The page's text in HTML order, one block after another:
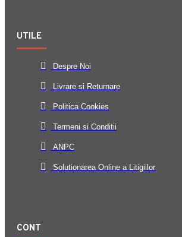
UTILE
Despre Noi
Livrare si Returnare
Politica Cookies
Termeni si Conditii
ANPC
Solutionarea Online a Litigiilor
CONT